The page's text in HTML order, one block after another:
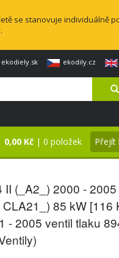
se stanovuje individuálně
ekodiely.sk ekodily.cz
0,00 Kč | 0 položek Přejít
II (_A2_) 2000 -
85 kW [116
- 2005 ventil tlaku